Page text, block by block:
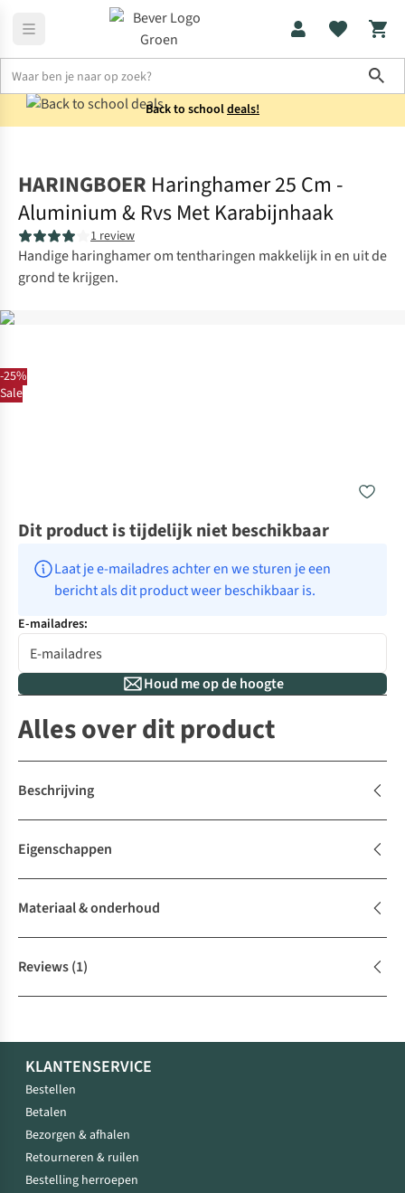
Back to schooldeals!
-25%
Sale
HARINGBOER Haringhamer 25 Cm -
Aluminium & Rvs Met Karabijnhaak
1 review
Handige haringhamer om tentharingen makkelijk in en uit de
grond te krijgen.
Dit product is tijdelijk niet beschikbaar
Laat je e-mailadres achter en we sturen je een
bericht als dit product weer beschikbaar is.
E-mailadres:
Houd me op de hoogte
Alles over dit product
Beschrijving
Eigenschappen
Materiaal & onderhoud
Reviews(1)
KLANTENSERVICE
Bestellen
Betalen
Bezorgen & afhalen
Retourneren & ruilen
Bestelling herroepen